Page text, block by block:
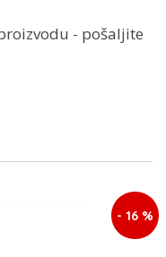
- pošaljite
- 16 %